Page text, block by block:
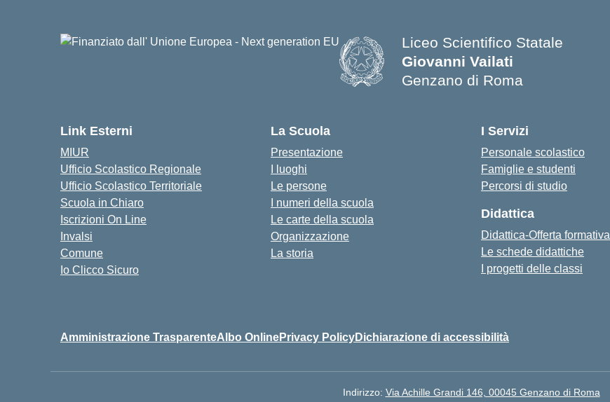
Liceo Scientifico Statale
Giovanni Vailati
Genzano di Roma
Link Esterni
MIUR
Ufficio Scolastico Regionale
Ufficio Scolastico Territoriale
Scuola in Chiaro
Iscrizioni On Line
Invalsi
Comune
Io Clicco Sicuro
La Scuola
Presentazione
I luoghi
Le persone
I numeri della scuola
Le carte della scuola
Organizzazione
La storia
I Servizi
Personale scolastico
Famiglie e studenti
Percorsi di studio
Didattica
Didattica-Offerta formativa
Le schede didattiche
I progetti delle classi
Amministrazione TrasparenteAlbo OnlinePrivacy PolicyDichiarazione di accessibilità
Indirizzo: Via Achille Grandi 146, 00045 Genzano di Roma